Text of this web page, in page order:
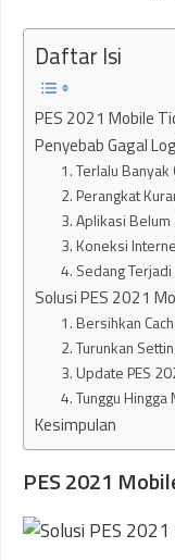
Daftar Isi
PES 2021 Mobile
Penyebab Gagal
1. Terlalu Banyak
2. Perangkat
3. Aplikasi
3. Koneksi
4. Sedang
Solusi PES 2021
1. Bersihkan
2. Turunkan
3. Update PES
4. Tunggu
Kesimpulan
PES 2021